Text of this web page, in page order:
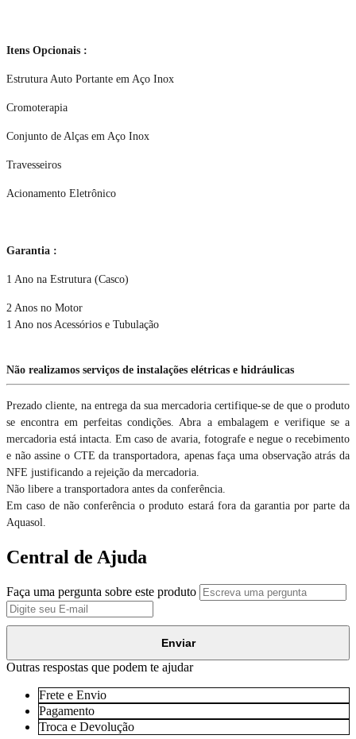
Itens Opcionais :
Estrutura Auto Portante em Aço Inox
Cromoterapia
Conjunto de Alças em Aço Inox
Travesseiros
Acionamento Eletrônico
Garantia :
1 Ano na Estrutura (Casco)
2 Anos no Motor
1 Ano nos Acessórios e Tubulação
Não realizamos serviços de instalações elétricas e hidráulicas
Prezado cliente, na entrega da sua mercadoria certifique-se de que o produto
se encontra em perfeitas condições. Abra a embalagem e verifique se a
mercadoria está intacta. Em caso de avaria, fotografe e negue o recebimento
e não assine o CTE da transportadora, apenas faça uma observação atrás da
NFE justificando a rejeição da mercadoria.
Não libere a transportadora antes da conferência.
Em caso de não conferência o produto estará fora da garantia por parte da
Aquasol.
Central de Ajuda
Faça uma pergunta sobre este produto
Enviar
Outras respostas que podem te ajudar
Frete e Envio
Pagamento
Troca e Devolução